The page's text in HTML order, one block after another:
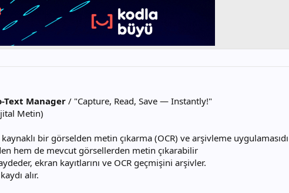
Text Manager / "Capture, Read, Save — Instantly!"
Metin)
bir görselden metin çıkarma (OCR) ve arşivleme
hem de mevcut görsellerden metin çıkarabilir
ekran kayıtlarını ve OCR geçmişini arşivler.
alır.